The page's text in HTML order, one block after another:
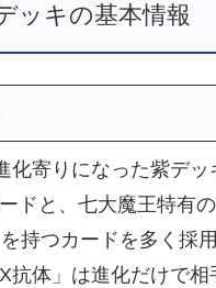
ッキの基本情報
化寄りになった紫デッ
ドと、七大魔王特有
持つカードを多く採
抗体」は進化だけで相